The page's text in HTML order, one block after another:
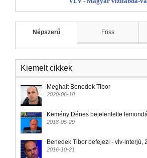
Népszerű Friss
Kiemelt cikkek
Meghalt Benedek Tibor
2020-06-18
Kemény Dénes bejelentette
2018-05-29
Benedek Tibor befejezi - vlv-interjú,
2016-10-21